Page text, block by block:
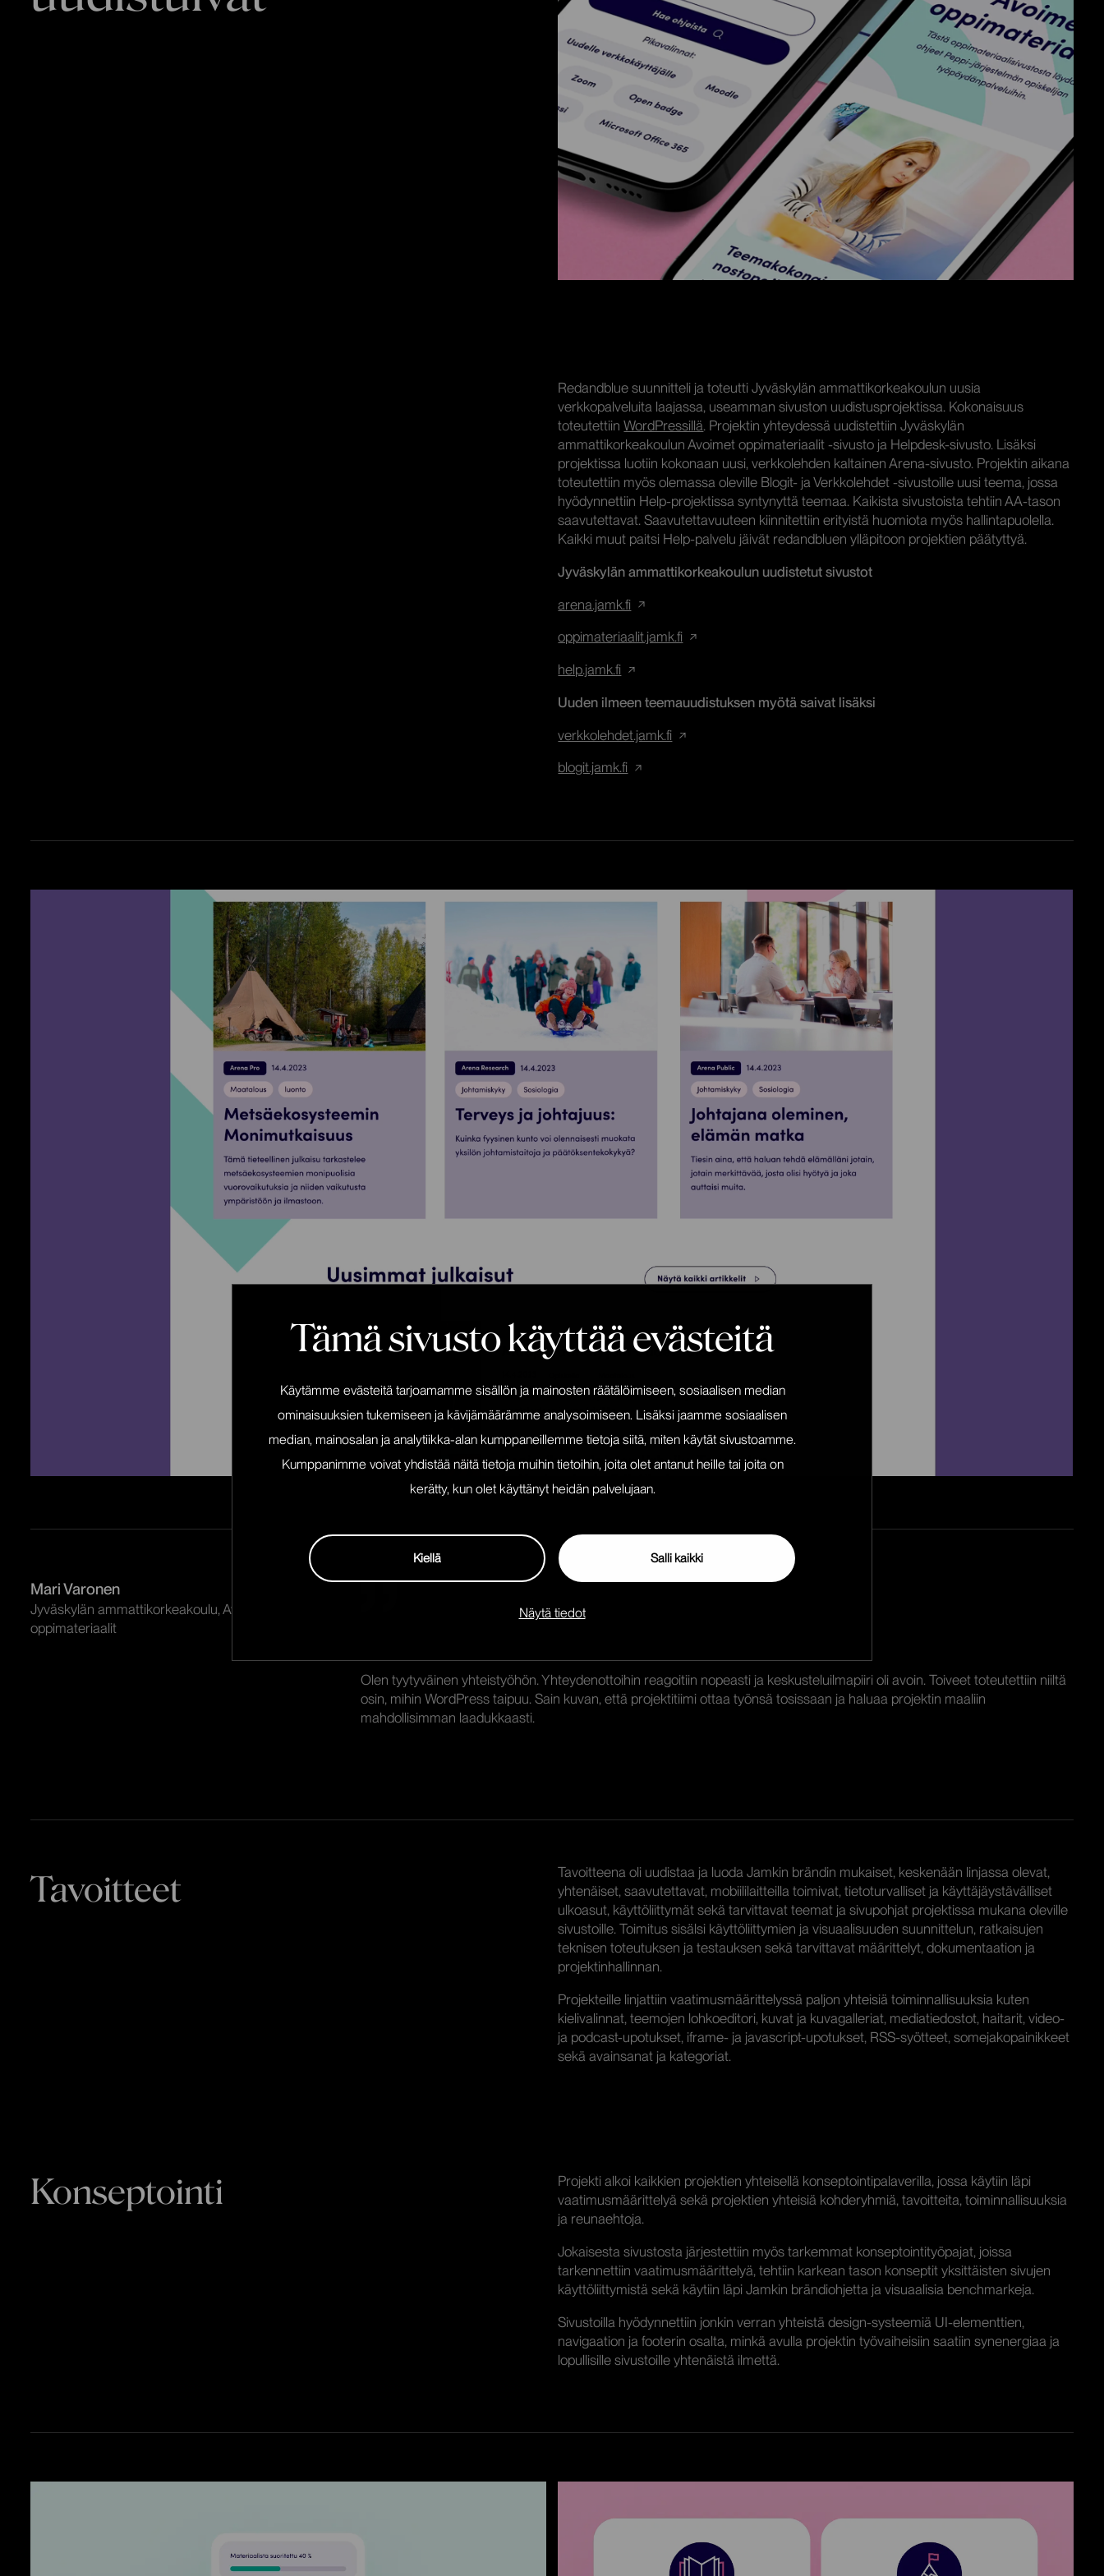
Tämä sivusto käyttää evästeitä
Käytämme evästeitä tarjoamamme sisällön ja mainosten räätälöimiseen, sosiaalisen median
ominaisuuksien tukemiseen ja kävijämäärämme analysoimiseen. Lisäksi jaamme sosiaalisen
median, mainosalan ja analytiikka-alan kumppaneillemme tietoja siitä, miten käytät sivustoamme.
Kumppanimme voivat yhdistää näitä tietoja muihin tietoihin, joita olet antanut heille tai joita on
kerätty, kun olet käyttänyt heidän palvelujaan.
Kiellä Salli kaikki
Näytä tiedot
Redandblue suunnitteli ja toteutti Jyväskylän ammattikorkeakoulun uusia
verkkopalveluita laajassa, useamman sivuston uudistusprojektissa. Kokonaisuus
toteutettiinWordPressillä. Projektin yhteydessä uudistettiin Jyväskylän
ammattikorkeakoulun Avoimet oppimateriaalit -sivusto ja Helpdesk-sivusto. Lisäksi
projektissa luotiin kokonaan uusi, verkkolehden kaltainen Arena-sivusto. Projektin aikana
toteutettiin myös olemassa oleville Blogit- ja Verkkolehdet -sivustoille uusi teema, jossa
hyödynnettiin Help-projektissa syntynyttä teemaa. Kaikista sivustoista tehtiin AA-tason
saavutettavat. Saavutettavuuteen kiinnitettiin erityistä huomiota myös hallintapuolella.
Kaikki muut paitsi Help-palvelu jäivät redandbluen ylläpitoon projektien päätyttyä.
Jyväskylän ammattikorkeakoulun uudistetut sivustot
arena.jamk.fi
oppimateriaalit.jamk.fi
help.jamk.fi
Uuden ilmeen teemauudistuksen myötä saivat lisäksi
verkkolehdet.jamk.fi
blogit.jamk.fi
Mari Varonen
Jyväskylän ammattikorkeakoulu, Avoimet
oppimateriaalit
Olen tyytyväinen yhteistyöhön. Yhteydenottoihin reagoitiin nopeasti ja keskusteluilmapiiri oli avoin. Toiveet toteutettiin niiltä
osin, mihin WordPress taipuu. Sain kuvan, että projektitiimi ottaa työnsä tosissaan ja haluaa projektin maaliin
mahdollisimman laadukkaasti.
Tavoitteet
Tavoitteena oli uudistaa ja luoda Jamkin brändin mukaiset, keskenään linjassa olevat,
yhtenäiset, saavutettavat, mobiililaitteilla toimivat, tietoturvalliset ja käyttäjäystävälliset
ulkoasut, käyttöliittymät sekä tarvittavat teemat ja sivupohjat projektissa mukana oleville
sivustoille. Toimitus sisälsi käyttöliittymien ja visuaalisuuden suunnittelun, ratkaisujen
teknisen toteutuksen ja testauksen sekä tarvittavat määrittelyt, dokumentaation ja
projektinhallinnan.
Projekteille linjattiin vaatimusmäärittelyssä paljon yhteisiä toiminnallisuuksia kuten
kielivalinnat, teemojen lohkoeditori, kuvat ja kuvagalleriat, mediatiedostot, haitarit, video-
ja podcast-upotukset, iframe- ja javascript-upotukset, RSS-syötteet, somejakopainikkeet
sekä avainsanat ja kategoriat.
Konseptointi
Projekti alkoi kaikkien projektien yhteisellä konseptointipalaverilla, jossa käytiin läpi
vaatimusmäärittelyä sekä projektien yhteisiä kohderyhmiä, tavoitteita, toiminnallisuuksia
ja reunaehtoja.
Jokaisesta sivustosta järjestettiin myös tarkemmat konseptointityöpajat, joissa
tarkennettiin vaatimusmäärittelyä, tehtiin karkean tason konseptit yksittäisten sivujen
käyttöliittymistä sekä käytiin läpi Jamkin brändiohjetta ja visuaalisia benchmarkeja.
Sivustoilla hyödynnettiin jonkin verran yhteistä design-systeemiä UI-elementtien,
navigaation ja footerin osalta, minkä avulla projektin työvaiheisiin saatiin synenergiaa ja
lopullisille sivustoille yhtenäistä ilmettä.